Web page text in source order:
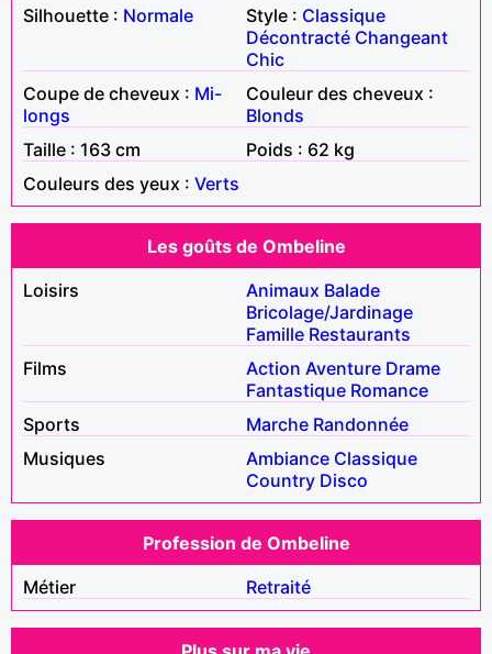
Silhouette : Normale Style : Classique
Décontracté Changeant
Chic
Coupe de cheveux : Mi-
longs
Couleur des cheveux :
Blonds
Taille : 163 cm
Poids : 62 kg
Couleurs des yeux : Verts
Les goûts de Ombeline
Loisirs
Animaux Balade
Bricolage/Jardinage
Famille Restaurants
Films
Action Aventure Drame
Fantastique Romance
Sports
Marche Randonnée
Musiques
Ambiance Classique
Country Disco
Profession de Ombeline
Métier
Retraité